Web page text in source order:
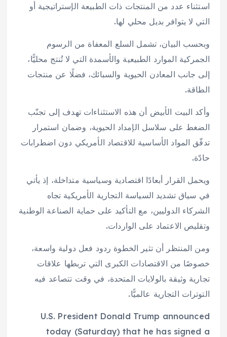
استثناء عدد من المنتجات ذات الطبيعة الإستراتيجية أو
التي لا يتوافر بديل محلي لها.
وبحسب البيان، تشمل السلع المعفاة من الرسوم
الجمركية الموارد الطبيعية والأسمدة التي لا تُنتج محليًّا،
إلى جانب المعادن الحيوية والسبائك، فضلًا عن منتجات
الطاقة.
وأكد البيت الأبيض أن هذه الاستثناءات تهدف إلى تجنّب
الضغط على سلاسل الإمداد الحيوية، وضمان استمرار
تدفّق المواد الأساسية للاقتصاد الأمريكي دون اضطرابات
حادّة.
ويحمل القرار أبعادًا اقتصادية وسياسية متداخلة، إذ يأتي
في سياق تشديد السياسة التجارية الأمريكية تجاه
الشركاء الدوليين، مع التأكيد على حماية الصناعة الوطنية
وتقليص الاعتماد على الواردات.
ومن المنتظر أن تثير الخطوة ردود فعل دولية واسعة،
خصوصًا من الاقتصادات الكبرى التي تربطها علاقات
تجارية وثيقة بالولايات المتحدة، في وقت تتصاعد فيه
التوترات التجارية عالميًّا.
U.S. President Donald Trump announced
today (Saturday) that he has signed a